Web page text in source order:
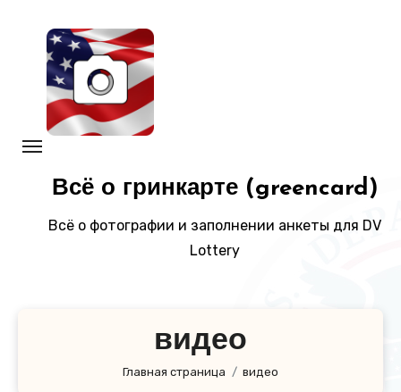
содержанию
Всё о гринкарте (greencard)
Всё о фотографии и заполнении анкеты для DV
Lottery
видео
Главная страница видео